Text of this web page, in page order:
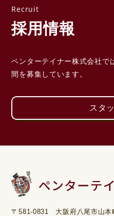
採用情報
ペンターテイナー株式会社で
間を募集しています。
スタ
〒581-0831 大阪府八尾市山本